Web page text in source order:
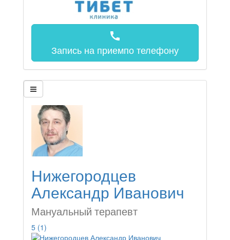
call
Запись на приемпо телефону
Нижегородцев
Александр Иванович
Мануальный терапевт
5 (1)